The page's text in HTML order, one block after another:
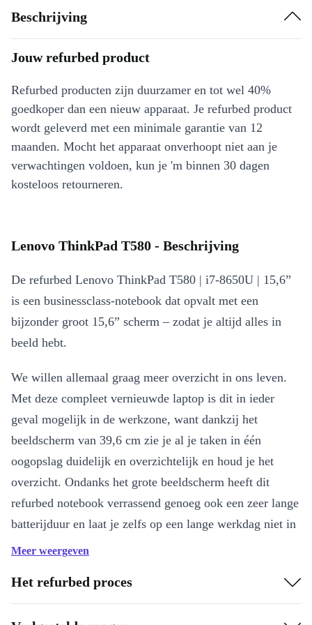
Beschrijving
Jouw refurbed product
Refurbed producten zijn duurzamer en tot wel 40%
goedkoper dan een nieuw apparaat. Je refurbed product
wordt geleverd met een minimale garantie van 12
maanden. Mocht het apparaat onverhoopt niet aan je
verwachtingen voldoen, kun je 'm binnen 30 dagen
kosteloos retourneren.
Lenovo ThinkPad T580 - Beschrijving
De refurbed Lenovo ThinkPad T580 | i7-8650U | 15,6”
is een businessclass-notebook dat opvalt met een
bijzonder groot 15,6” scherm – zodat je altijd alles in
beeld hebt.
We willen allemaal graag meer overzicht in ons leven.
Met deze compleet vernieuwde laptop is dit in ieder
geval mogelijk in de werkzone, want dankzij het
beeldscherm van 39,6 cm zie je al je taken in één
oogopslag duidelijk en overzichtelijk en houd je het
overzicht. Ondanks het grote beeldscherm heeft dit
refurbed notebook verrassend genoeg ook een zeer lange
batterijduur en laat je zelfs op een lange werkdag niet in
de steek. De quad-core Intel Core i7-8650U-processor
door bliksemsnelle responstijden en extreem korte
laadtijden mogelijk te maken. Maximale snelheid
Meer weergeven
Het refurbed proces